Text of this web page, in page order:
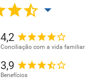
4,2
Conciliação com a vida familiar
3,9
Benefícios